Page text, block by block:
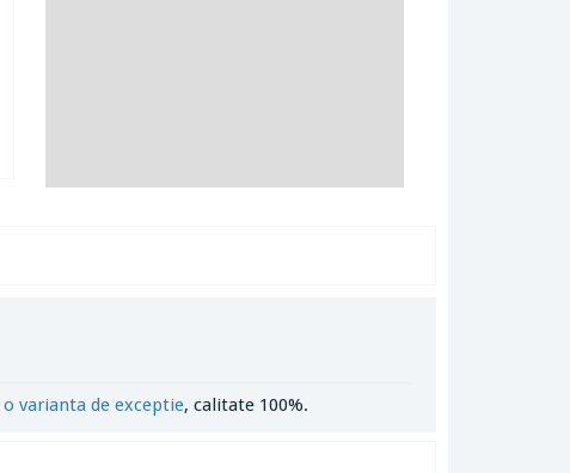
o varianta de exceptie, calitate 100%.